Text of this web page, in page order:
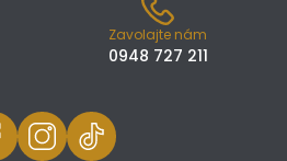
Zavolajte nám
0948 727 211